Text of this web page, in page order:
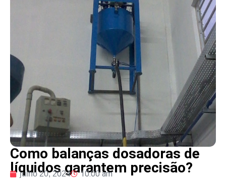
Como balanças dosadoras de
líquidos garantem precisão?
julho 20, 2024
10:00 am